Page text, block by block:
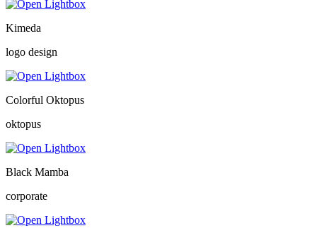
Kimeda
logo design
Colorful Oktopus
oktopus
Black Mamba
corporate